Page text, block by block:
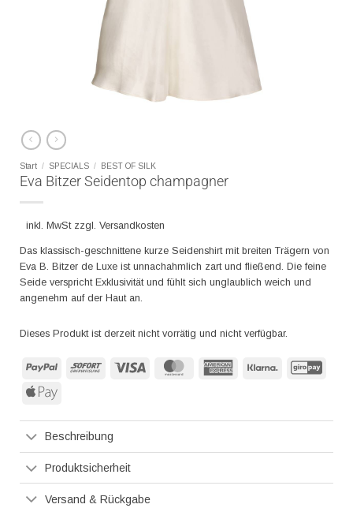
Start / SPECIALS / BEST OF SILK
Eva Bitzer Seidentop champagner
inkl. MwSt zzgl. Versandkosten
Das klassisch-geschnittene kurze Seidenshirt mit breiten Trägern von
Eva B. Bitzer de Luxe ist unnachahmlich zart und fließend. Die feine
Seide verspricht Exklusivität und fühlt sich unglaublich weich und
angenehm auf der Haut an.
Dieses Produkt ist derzeit nicht vorrätig und nicht verfügbar.
PayPal Sofort MasterCard American
Klarna
Apple
Beschreibung
Produktsicherheit
Versand & Rückgabe